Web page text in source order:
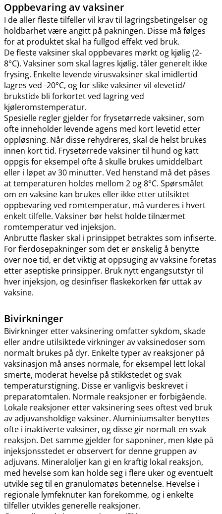
Oppbevaring av vaksiner
I de aller fleste tilfeller vil krav til lagringsbetingelser og
holdbarhet være angitt på pakningen. Disse må følges
for at produktet skal ha fullgod effekt ved bruk.
De fleste vaksiner skal oppbevares mørkt og kjølig (2-
8°C). Vaksiner som skal lagres kjølig, tåler generelt ikke
frysing. Enkelte levende virusvaksiner skal imidlertid
lagres ved -20°C, og for slike vaksiner vil «levetid​/​
brukstid» bli forkortet ved lagring ved
kjøleromstemperatur.
Spesielle regler gjelder for frysetørrede vaksiner, som
ofte inneholder levende agens med kort levetid etter
oppløsning. Når disse rehydreres, skal de helst brukes
innen kort tid. Frysetørrede vaksiner til hund og katt
oppgis for eksempel ofte å skulle brukes umiddelbart
eller i løpet av 30 minutter. Ved henstand må det påses
at temperaturen holdes mellom 2 og 8°C. Spørsmålet
om en vaksine kan brukes eller ikke etter utilsiktet
oppbevaring ved romtemperatur, må vurderes i hvert
enkelt tilfelle. Vaksiner bør helst holde tilnærmet
romtemperatur ved injeksjon.
Anbrutte flasker skal i prinsippet betraktes som infiserte.
For flerdosepakninger som det er ønskelig å benytte
over noe tid, er det viktig at oppsuging av vaksine foretas
etter aseptiske prinsipper. Bruk nytt engangsutstyr til
hver injeksjon, og desinfiser flaskekorken før uttak av
vaksine.
Bivirkninger
Bivirkninger etter vaksinering omfatter sykdom, skade
eller andre utilsiktede virkninger av vaksinedoser som
normalt brukes på dyr. Enkelte typer av reaksjoner på
vaksinasjon må anses normale, for eksempel lett lokal
smerte, moderat hevelse på stikkstedet og svak
temperaturstigning. Disse er vanligvis beskrevet i
preparatomtalen. Normale reaksjoner er forbigående.
Lokale reaksjoner etter vaksinering sees oftest ved bruk
av adjuvansholdige vaksiner. Aluminiumsalter benyttes
ofte i inaktiverte vaksiner, og disse gir normalt en svak
reaksjon. Det samme gjelder for saponiner, men kløe på
injeksjonsstedet er observert for denne gruppen av
adjuvans. Mineraloljer kan gi en kraftig lokal reaksjon,
med hevelse som kan holde seg i flere uker og eventuelt
utvikle seg til en granulomatøs betennelse. Hevelse i
regionale lymfeknuter kan forekomme, og i enkelte
tilfeller utvikles generelle reaksjoner.